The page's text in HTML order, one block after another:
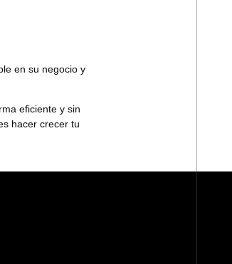
en su negocio y
eficiente y sin
hacer crecer tu